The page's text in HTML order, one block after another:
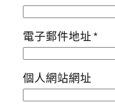
電子郵件地址*
個人網站網址